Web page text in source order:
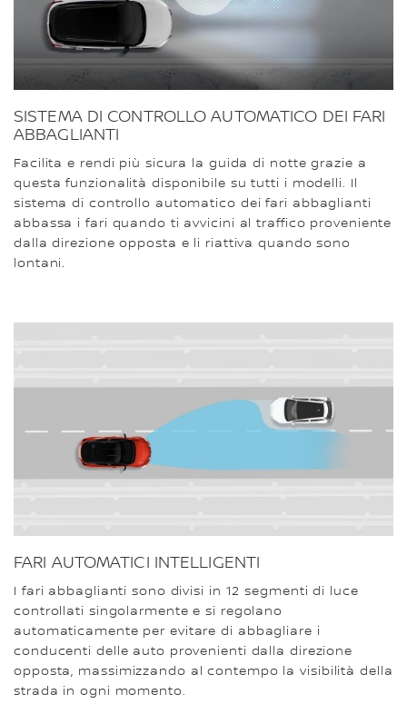
SISTEMA DI CONTROLLO AUTOMATICO DEI FARI
ABBAGLIANTI
Facilita e rendi più sicura la guida di notte grazie a
questa funzionalità disponibile su tutti i modelli. Il
sistema di controllo automatico dei fari abbaglianti
abbassa i fari quando ti avvicini al traffico proveniente
dalla direzione opposta e li riattiva quando sono
lontani.
FARI AUTOMATICI INTELLIGENTI
I fari abbaglianti sono divisi in 12 segmenti di luce
controllati singolarmente e si regolano
automaticamente per evitare di abbagliare i
conducenti delle auto provenienti dalla direzione
opposta, massimizzando al contempo la visibilità della
strada in ogni momento.